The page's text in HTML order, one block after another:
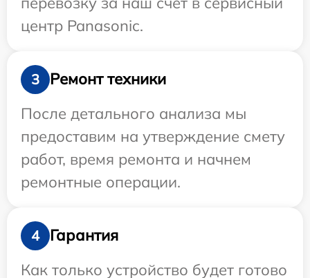
центр Panasonic.
3
Ремонт техники
После детального анализа мы
предоставим на утверждение смету
работ, время ремонта и начнем
ремонтные операции.
4
Гарантия
Как только устройство будет готово